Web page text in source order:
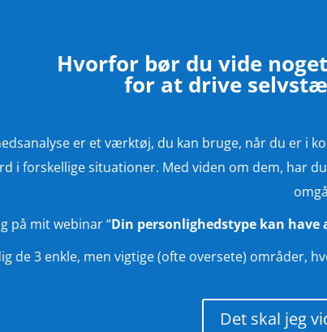
Hvorfor bør du vide
for at drive
er et værktøj, du kan bruge, når du er
i forskellige situationer. Med viden om dem, har
på mit webinar “Din personlighedstype kan
de 3 enkle, men vigtige (ofte oversete) områder,
Det skal jeg